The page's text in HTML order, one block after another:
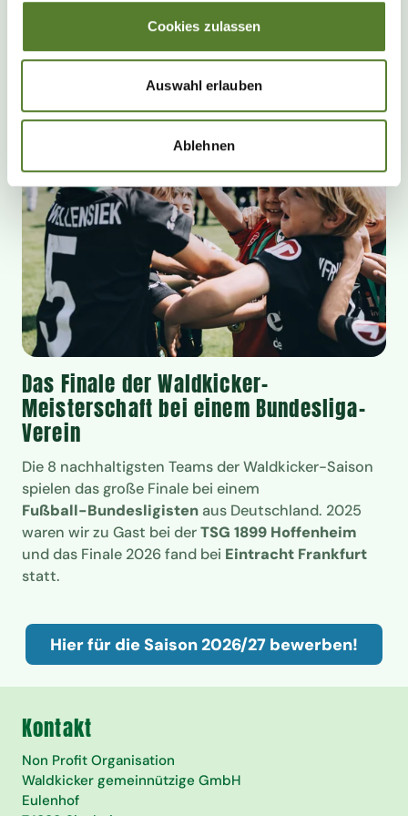
Cookies zulassen
Auswahl erlauben
Ablehnen
Das Finale der Waldkicker-
Meisterschaft bei einem Bundesliga-
Verein
Die 8 nachhaltigsten Teams der Waldkicker-Saison
spielen das große Finale bei einem
Fußball-Bundesligisten aus Deutschland. 2025
waren wir zu Gast bei derTSG 1899 Hoffenheim
und das Finale 2026 fand bei Eintracht Frankfurt
statt.
Hier für die Saison 2026/27 bewerben!
Kontakt
Non Profit Organisation
Waldkicker gemeinnützige GmbH
Eulenhof